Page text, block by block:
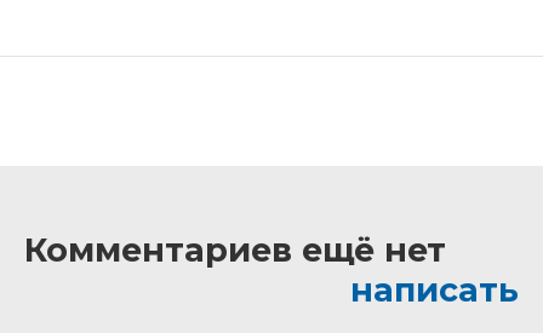
Комментариев ещё нет
написать